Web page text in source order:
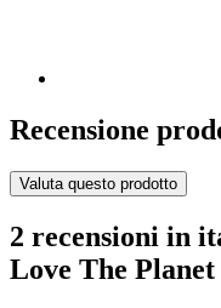
Recensione
Valuta questo prodotto
2 recensioni in
Love The Planet